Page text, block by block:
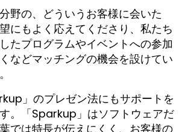
野の、どういうお客様に会いた
にもよく応えてくださり、私たち
たプログラムやイベントへの参加
などマッチングの機会を設けてい
」のプレゼン法にもサポートを
。「Sparkup」はソフトウェアだ
では特長が伝えにくく、お客様の